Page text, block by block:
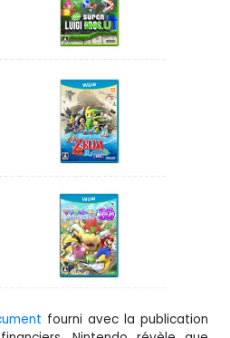
fourni avec la publication